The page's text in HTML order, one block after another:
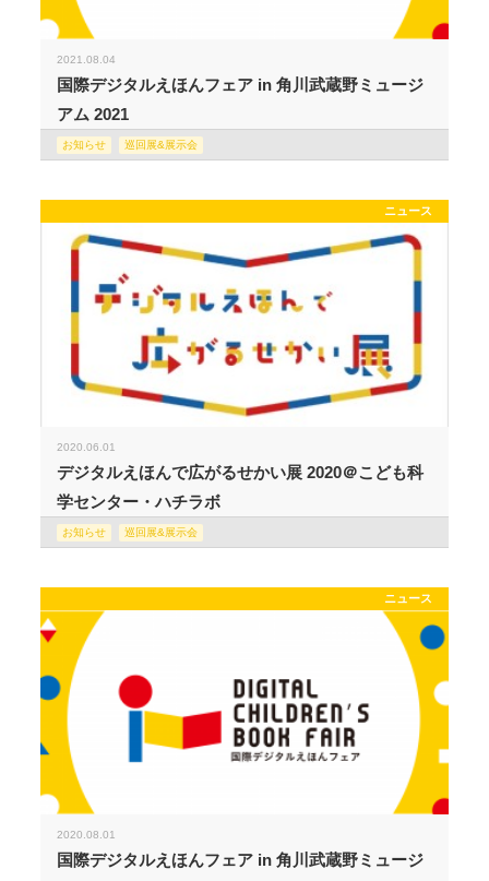
2021.08.04
国際デジタルえほんフェア in 角川武蔵野ミュージ
アム 2021
お知らせ 巡回展&展示会
ニュース
2020.06.01
デジタルえほんで広がるせかい展 2020＠こども科
学センター・ハチラボ
お知らせ 巡回展&展示会
ニュース
2020.08.01
国際デジタルえほんフェア in 角川武蔵野ミュージ